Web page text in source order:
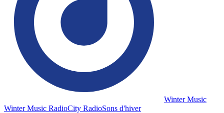
Winter Music
Winter Music RadioCity RadioSons d'hiver